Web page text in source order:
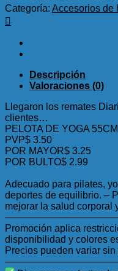
Categoría: Accesorios de
Descripción
Valoraciones (0)
Llegaron los remates
clientes…
PELOTA DE YOGA 55CM
PVP$ 3.50
POR MAYOR$ 3.25
POR BULTO$ 2.99
Adecuado para pilates,
deportes de equilibrio. –
mejorar la salud corporal
Promoción aplica
disponibilidad y colores
Precios pueden variar